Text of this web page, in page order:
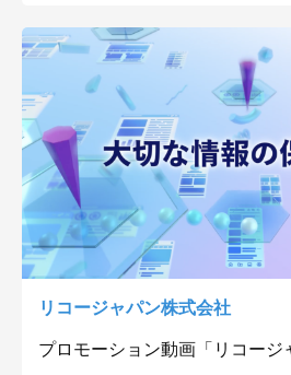
リコージャパン株式会社
プロモーション動画「リコージ